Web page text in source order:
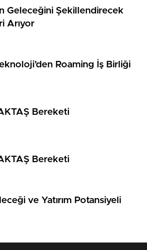
Geleceğini Şekillendirecek
Arıyor
Roaming İş Birliği
Bereketi
Bereketi
ve Yatırım Potansiyeli